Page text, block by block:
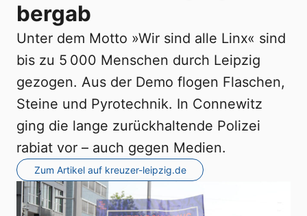
bergab
Unter dem Motto »Wir sind alle Linx« sind
bis zu 5 000 Menschen durch Leipzig
gezogen. Aus der Demo flogen Flaschen,
Steine und Pyrotechnik. In Connewitz
ging die lange zurückhaltende Polizei
rabiat vor – auch gegen Medien.
Zum Artikel auf kreuzer-leipzig.de